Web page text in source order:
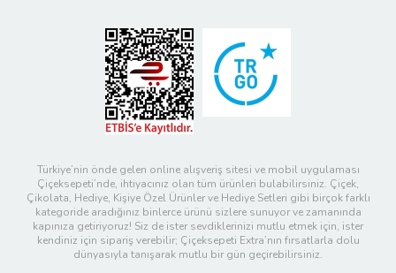
Türkiye’nin önde gelen online alışveriş sitesi ve mobil uygulaması
Çiçeksepeti’nde, ihtiyacınız olan tüm ürünleri bulabilirsiniz. Çiçek,
Çikolata, Hediye, Kişiye Özel Ürünler ve Hediye Setleri gibi birçok farklı
kategoride aradığınız binlerce ürünü sizlere sunuyor ve zamanında
kapınıza getiriyoruz! Siz de ister sevdiklerinizi mutlu etmek için, ister
kendiniz için sipariş verebilir; Çiçeksepeti Extra’nın fırsatlarla dolu
dünyasıyla tanışarak mutlu bir gün geçirebilirsiniz.